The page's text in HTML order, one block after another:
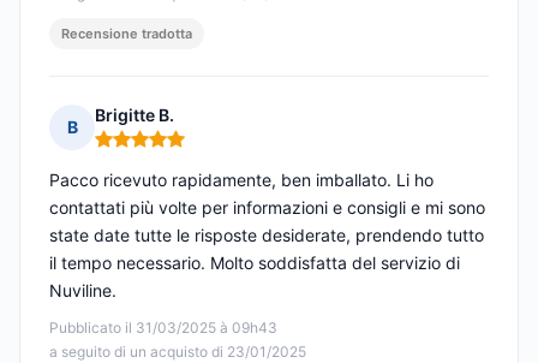
Recensione tradotta
B
Brigitte B.
Nota: 5 su 5
Pubblicato il 31/03/2025 à 09h43
a seguito di un acquisto di 23/01/2025
Pacco ricevuto rapidamente, ben imballato. Li ho
contattati più volte per informazioni e consigli e mi sono
state date tutte le risposte desiderate, prendendo tutto
il tempo necessario. Molto soddisfatta del servizio di
Nuviline.